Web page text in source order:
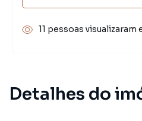
Detalhes do
11 pessoas visualizaram